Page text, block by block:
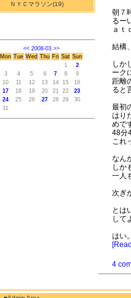
ＮＹＣマラソン(19)
<< 2008-03 >>
Mon Tue Wed Thu Fri Sat Sun
1
2
3
4 5 6 7 8
9
10
11 12 13 14 15
16
17
18 19 20 21 22
23
24
25 26 27 28 29
30
31
朝７
るー
ａｔ
結構
しか
ーク
距離
ると
最初
はり
めで
48分
これ
なん
しか
一人
次ぎ
とは
して
はい
4